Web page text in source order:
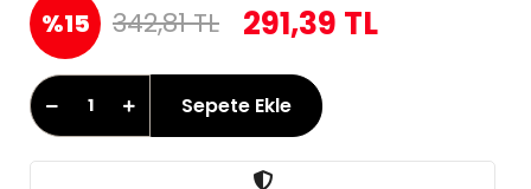
%15 342,81 TL 291,39 TL
Sepete Ekle